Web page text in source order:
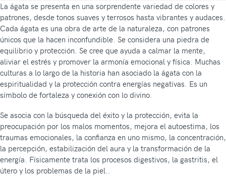
La ágata se presenta en una sorprendente variedad de colores y
patrones, desde tonos suaves y terrosos hasta vibrantes y audaces.
Cada ágata es una obra de arte de la naturaleza, con patrones
únicos que la hacen inconfundible. Se considera una piedra de
equilibrio y protección. Se cree que ayuda a calmar la mente,
aliviar el estrés y promover la armonía emocional y física. Muchas
culturas a lo largo de la historia han asociado la ágata con la
espiritualidad y la protección contra energías negativas. Es un
símbolo de fortaleza y conexión con lo divino.
Se asocia con la búsqueda del éxito y la protección, evita la
preocupación por los malos momentos, mejora el autoestima, los
traumas emocionales, la confianza en uno mismo, la concentración,
la percepción, estabilización del aura y la transformación de la
energía. Físicamente trata los procesos digestivos, la gastritis, el
útero y los problemas de la piel..